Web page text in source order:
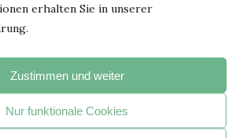
erhalten Sie in unserer
Zustimmen und weiter
Nur funktionale Cookies
1 KOMMENTAR
Paar oder..grins…total süß!!